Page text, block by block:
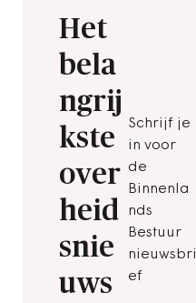
Het
bela
ngrij
kste
over
heid
snie
uws
Schrijf je
in voor
de
Binnenla
nds
Bestuur
nieuwsbri
ef